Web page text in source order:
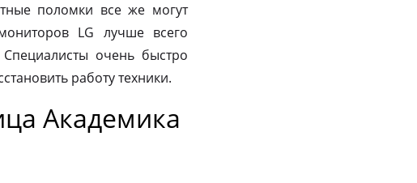
поломки все же могут
LG лучше всего
очень быстро
работу техники.
Академика